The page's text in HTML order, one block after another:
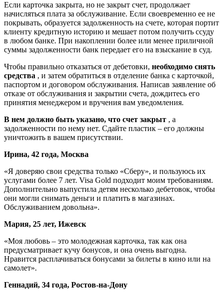
Если карточка закрыта, но не закрыт счет, продолжает
начисляться плата за обслуживание. Если своевременно ее не
покрывать, образуется задолженность на счете, которая портит
клиенту кредитную историю и мешает потом получить ссуду
в любом банке. При накоплении более или менее приличной
суммы задолженности банк передает его на взыскание в суд.
Чтобы правильно отказаться от дебетовки, необходимо снять
средства , и затем обратиться в отделение банка с карточкой,
паспортом и договором обслуживания. Написав заявление об
отказе от обслуживания и закрытии счета, дождитесь его
принятия менеджером и вручения вам уведомления.
В нем должно быть указано, что счет закрыт , а
задолженности по нему нет. Сдайте пластик – его должны
уничтожить в вашем присутствии.
Ирина, 42 года, Москва
«Я доверяю свои средства только «Сберу», и пользуюсь их
услугами более 7 лет. Visa Gold подходит моим требованиям.
Дополнительно выпустила детям несколько дебетовок, чтобы
они могли снимать деньги и платить в магазинах.
Обслуживанием довольна».
Мария, 25 лет, Ижевск
«Моя любовь – это молодежная карточка, так как она
предусматривает кучу бонусов, и она очень выгодна.
Нравится расплачиваться бонусами за билеты в кино или на
самолет».
Геннадий, 34 года, Ростов-на-Дону